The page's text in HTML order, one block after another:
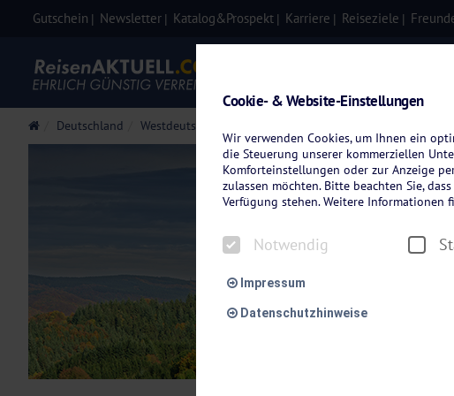
Gutschein Newsletter Katalog&Prospekt Karriere Reiseziele
Deutschland Westdeutschland
Cookie- & Website-Einstellungen
Wir verwenden Cookies, um Ihnen ein
die Steuerung unserer kommerziellen
Komforteinstellungen oder zur Anzeige
zulassen möchten. Bitte beachten Sie,
Verfügung stehen. Weitere Informationen
Notwendig
Impressum
Datenschutzhinweise